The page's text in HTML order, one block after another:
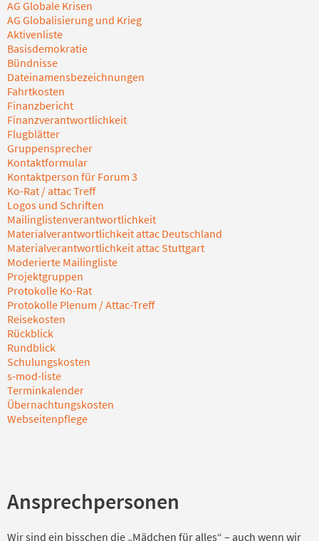
AG Globale Krisen
AG Globalisierung und Krieg
Aktivenliste
Basisdemokratie
Bündnisse
Dateinamensbezeichnungen
Fahrtkosten
Finanzbericht
Finanzverantwortlichkeit
Flugblätter
Gruppensprecher
Kontaktformular
Kontaktperson für Forum 3
Ko-Rat / attac Treff
Logos und Schriften
Mailinglistenverantwortlichkeit
Materialverantwortlichkeit attac Deutschland
Materialverantwortlichkeit attac Stuttgart
Moderierte Mailingliste
Projektgruppen
Protokolle Ko-Rat
Protokolle Plenum / Attac-Treff
Reisekosten
Rückblick
Rundblick
Schulungskosten
s-mod-liste
Terminkalender
Übernachtungskosten
Webseitenpflege
Ansprechpersonen
Wir sind ein bisschen die „Mädchen für alles“ – auch wenn wir